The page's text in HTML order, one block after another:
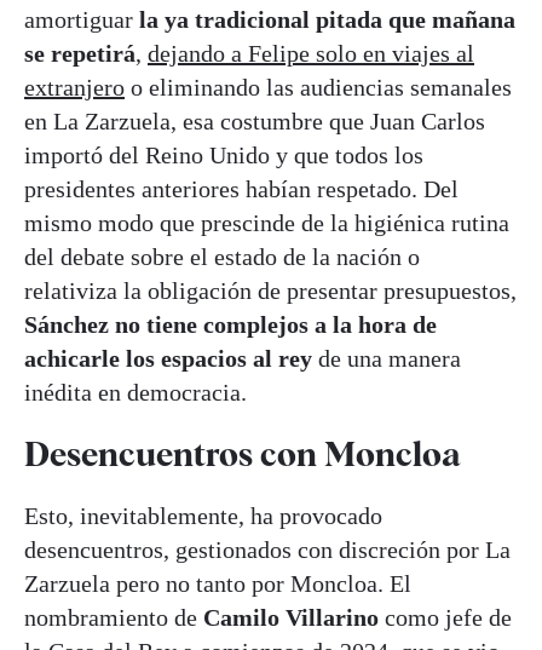
amortiguar la ya tradicional pitada que mañana
se repetirá, dejando a Felipe solo en viajes al
extranjero o eliminando las audiencias semanales
en La Zarzuela, esa costumbre que Juan Carlos
importó del Reino Unido y que todos los
presidentes anteriores habían respetado. Del
mismo modo que prescinde de la higiénica rutina
del debate sobre el estado de la nación o
relativiza la obligación de presentar presupuestos,
Sánchez no tiene complejos a la hora de
achicarle los espacios al rey de una manera
inédita en democracia.
Desencuentros con Moncloa
Esto, inevitablemente, ha provocado
desencuentros, gestionados con discreción por La
Zarzuela pero no tanto por Moncloa. El
nombramiento de Camilo Villarino como jefe de